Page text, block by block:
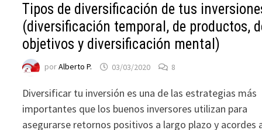
Tipos de diversificación de tus
(diversificación temporal, de productos,
objetivos y diversificación mental)
porAlberto P. 03/03/2020 8
Diversificar tu inversión es una de las estrategias más
importantes que los buenos inversores utilizan para
asegurarse retornos positivos a largo plazo y acordes
Necesarias
Estas
cookies no
son
Son
necesarias
para que